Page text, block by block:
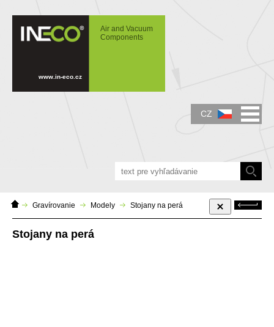
Stojany na perá
Air and Vacuum
Components
www.in-eco.cz
Domácí
stránka
Gravírovanie Modely Stojany na perá Zpět
Stojany na perá
CZ